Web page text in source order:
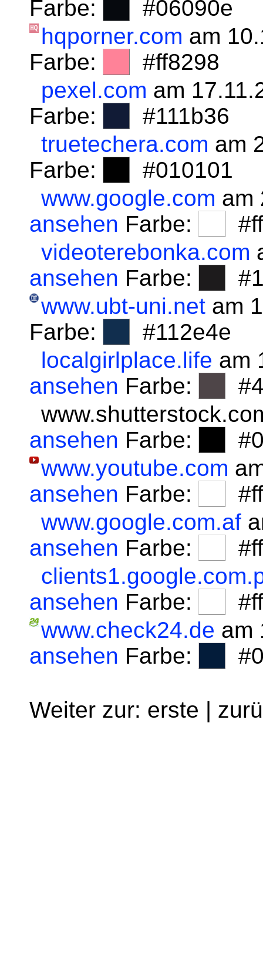
Farbe:
#06090e
hqporner.com am
Farbe:
#ff8298
pexel.com am
Farbe:
#111b36
truetechera.com am
Farbe:
#010101
www.google.com am
ansehen Farbe:
videoterebonka.com
ansehen Farbe:
www.ubt-uni.net am
Farbe:
#112e4e
localgirlplace.life am
ansehen Farbe:
ansehen Farbe:
www.youtube.com
ansehen Farbe:
www.google.com.af
ansehen Farbe:
ansehen Farbe:
www.check24.de am
ansehen Farbe:
Weiter zur: erste |